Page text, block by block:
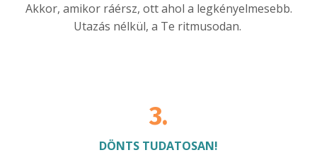
Akkor, amikor ráérsz, ott ahol a legkényelmesebb.
Utazás nélkül, a Te ritmusodan.
3.
DÖNTS TUDATOSAN!